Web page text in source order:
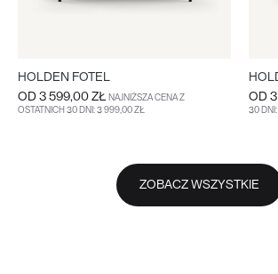
HOLDEN FOTEL
OD 3 599,00 ZŁ NAJNIŻSZA CENA Z
OSTATNICH 30 DNI: 3 999,00 ZŁ
OD
30
ZOBACZ WSZYSTKIE